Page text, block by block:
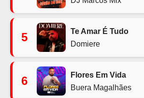
5
Te Amar É Tudo
Domiere
6
Flores Em Vida
Buera Magalhães